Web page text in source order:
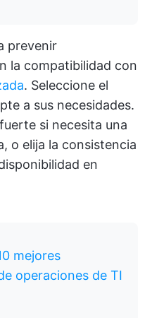
prevenir
la compatibilidad con
. Seleccione el
a sus necesidades.
si necesita una
o elija la consistencia
en
mejores
operaciones de TI